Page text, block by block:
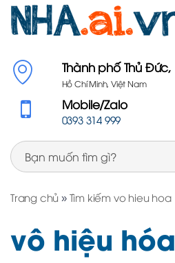
Thành phố Thủ Đức,
Hồ Chí Minh, Việt Nam
Mobile/Zalo
0393 314 999
Trang chủ » Tìm kiếm vo hieu hoa
vô hiệu hóa